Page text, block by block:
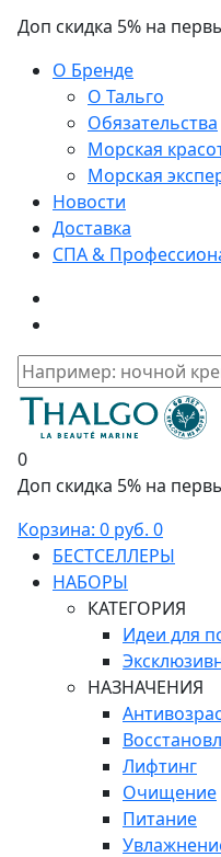
Доп скидка 5% на
О Бренде
О Тальго
Обязательства
Морская
Морская
Новости
Доставка
СПА &
0
Доп скидка 5% на
Корзина: 0 руб. 0
БЕСТСЕЛЛЕРЫ
НАБОРЫ
КАТЕГОРИЯ
Идеи для
НАЗНАЧЕНИЯ
Лифтинг
Очищение
Питание